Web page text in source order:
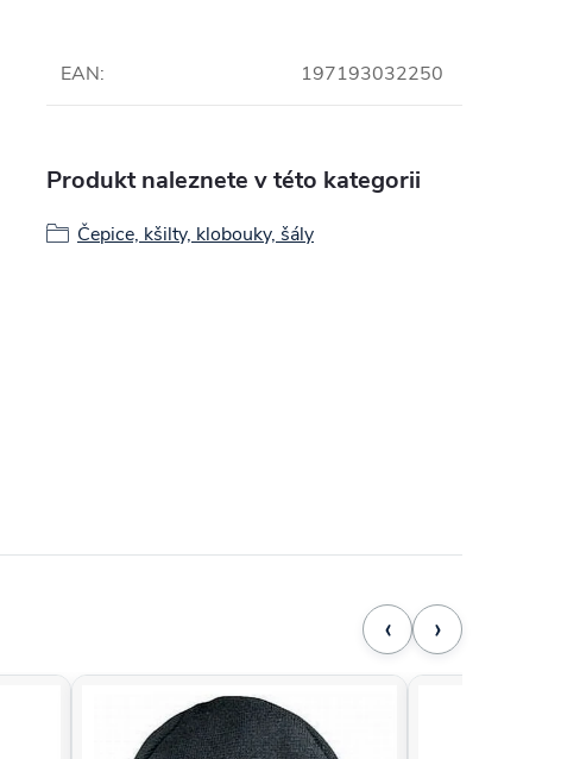
EAN: 197193032250
Produkt naleznete v této kategorii
Čepice, kšilty, klobouky, šály
‹ ›